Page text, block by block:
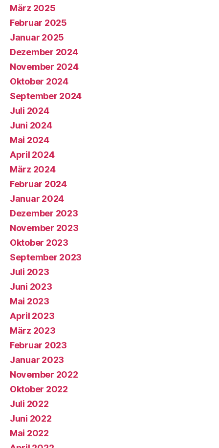
März 2025
Februar 2025
Januar 2025
Dezember 2024
November 2024
Oktober 2024
September 2024
Juli 2024
Juni 2024
Mai 2024
April 2024
März 2024
Februar 2024
Januar 2024
Dezember 2023
November 2023
Oktober 2023
September 2023
Juli 2023
Juni 2023
Mai 2023
April 2023
März 2023
Februar 2023
Januar 2023
November 2022
Oktober 2022
Juli 2022
Juni 2022
Mai 2022